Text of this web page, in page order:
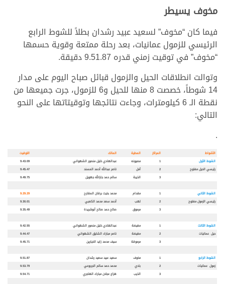
مخوف يسيطر
فيما كان “مخوف” لسعيد عبيد رشدان بطلاً للشوط الرابع
الرئيسي للزمول عمانيات، بعد رحلة ممتعة وقوية حسمها
“مخوف” في توقيت زمني قدره 9.51.87 دقيقة.
وتوالت انطلاقات الحيل والزمول قبائل صباح اليوم على مدار
14 شوطاً، خصصت 8 منها للحيل و6 للزمول، جرت جميعها من
نقطة الـ 6 كيلومترات، وجاءت نتائجها وتوقيتاتها على النحو
التالي:
.
الأشواط المراكز المطية المالك
التوقيت
الشوط الأول
1 مصيونه عبدالهادي خليل منصور الشهواني
9.43.09
رئيسي الحيل مفتوح
2 أمل ناصر عبدالله أحمد المسند
9.45.47
3
الذيبة سالم حمد جارالله جهويل 9.49.75
الشوط الثاني 1 مقدام محمد بخيت برقان المقارح
9.29.29
رئيسي الزمول مفتوح
2 لهب أحمد سعد محمد الكعبي
9.30.01
3
مرموق صالح حمد صالح أبوشريدة 9.35.49
الشوط الثالث 1 مغيضة عبدالهادي خليل منصور الشهواني
9.42.55
حيل عمانيات
2 مغيضة ناصر مبارك الشايق الشهواني
9.44.47
3
مرموقة سيف محمد زايد الخيارين 9.45.71
الشوط الرابع 1 مخوف سعيد عبيد سعيد رشدان
9.51.87
زمول عمانيات
2 بادي محمد حمد سالم الجربوعي
9.53.79
3
الذيب هزاع عجلان مبارك الهاجري 9.54.71